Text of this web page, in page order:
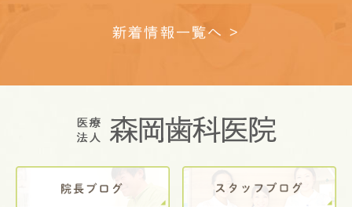
新着情報一覧へ >